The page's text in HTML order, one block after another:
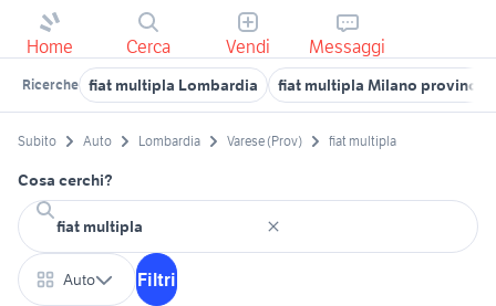
Home Cerca Vendi Messaggi
Ricerche fiat multipla Lombardia fiat multipla Milano provincia
Subito Auto Lombardia Varese (Prov) fiat multipla
Cosa cerchi?
Auto Filtri